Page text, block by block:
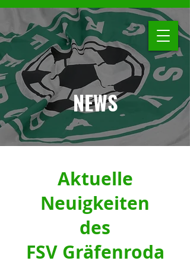
NEWS
Aktuelle
Neuigkeiten
des
FSV Gräfenroda